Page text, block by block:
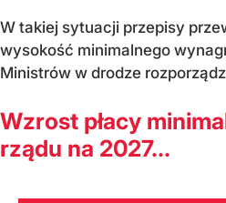
W takiej sytuacji przepisy
wysokość minimalnego
Ministrów w drodze
Wzrost płacy
rządu na 2027...